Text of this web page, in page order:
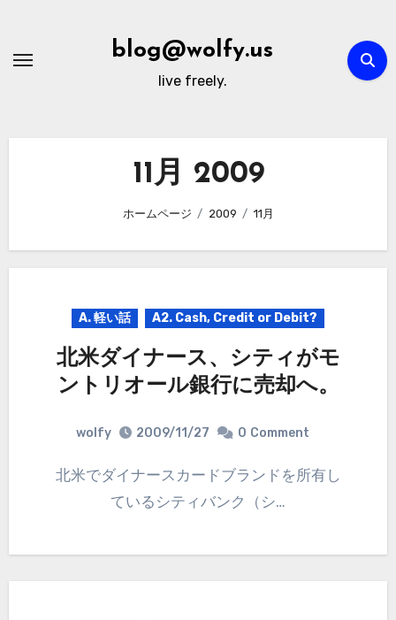
blog@wolfy.us
live freely.
11月 2009
ホームページ 2009 11月
A. 軽い話 A2. Cash, Credit or Debit?
北米ダイナース、シティがモ
ントリオール銀行に売却へ。
wolfy 2009/11/27 0 Comment
北米でダイナースカードブランドを所有し
ているシティバンク（シ…